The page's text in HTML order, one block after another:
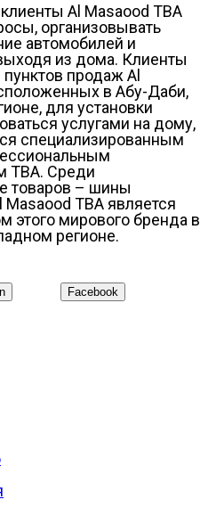
Al Masaood TBA
организовывать
автомобилей и
из дома. Клиенты
продаж Al
в Абу-Даби,
для установки
услугами на дому,
специализированным
TBA. Среди
товаров – шины
TBA является
этого мирового бренда в
регионе.
Facebook